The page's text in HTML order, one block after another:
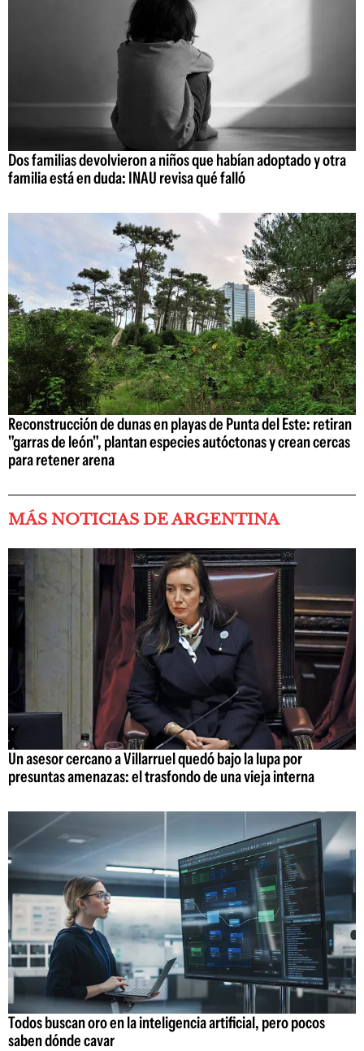
Dos familias devolvieron a niños que habían adoptado y otra
familia está en duda: INAU revisa qué falló
Reconstrucción de dunas en playas de Punta del Este: retiran
"garras de león", plantan especies autóctonas y crean cercas
para retener arena
MÁS NOTICIAS DE ARGENTINA
Un asesor cercano a Villarruel quedó bajo la lupa por
presuntas amenazas: el trasfondo de una vieja interna
Todos buscan oro en la inteligencia artificial, pero pocos
saben dónde cavar